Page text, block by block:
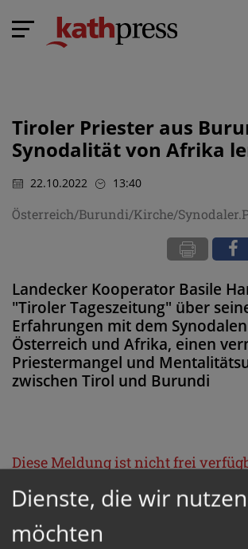
Tiroler Priester aus
Synodalität von Afrika
22.10.2022 13:40
Österreich/Burundi/Kirche/
Landecker Kooperator Basile
"Tiroler Tageszeitung" über
Erfahrungen mit dem
Österreich und Afrika, einen
Priestermangel und
zwischen Tirol und Burundi
Diese Meldung ist nicht frei
loggen Sie sich ein, oder bestellen
ProduktKathpress_online.
Dienste, die wir nutzen
möchten